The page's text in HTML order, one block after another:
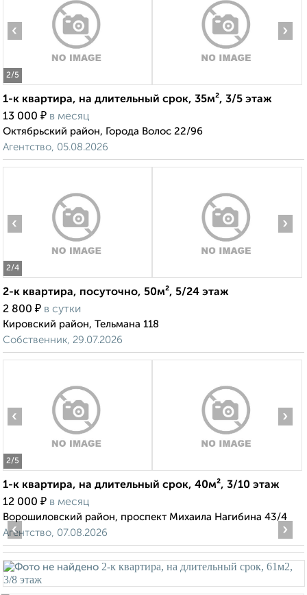
2/5
‹ ›
1-к квартира, на длительный срок, 35м², 3/5 этаж
13 000 ₽ в месяц
Октябрьский район, Города Волос 22/96
Агентство, 05.08.2026
2/4
‹ ›
2-к квартира, посуточно, 50м², 5/24 этаж
2 800 ₽ в сутки
Кировский район, Тельмана 118
Собственник, 29.07.2026
2/5
‹ ›
1-к квартира, на длительный срок, 40м², 3/10 этаж
12 000 ₽ в месяц
Ворошиловский район, проспект Михаила Нагибина 43/4
Агентство, 07.08.2026
‹ ›